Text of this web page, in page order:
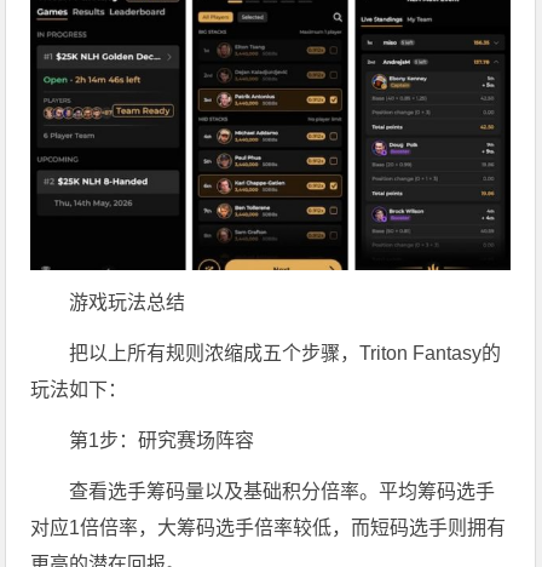
游戏玩法总结
把以上所有规则浓缩成五个步骤，Triton Fantasy的
玩法如下：
第1步：研究赛场阵容
查看选手筹码量以及基础积分倍率。平均筹码选手
对应1倍倍率，大筹码选手倍率较低，而短码选手则拥有